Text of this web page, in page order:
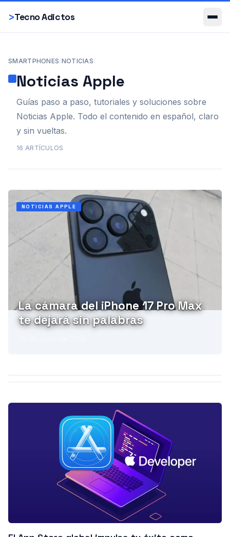
>Tecno Adictos
Smartphones
SMARTPHONES/NOTICIAS/
Noticias Apple
Guías paso a paso, tutoriales y soluciones sobre
Noticias Apple. Todo el contenido en español, claro
y sin vueltas.
16 ARTÍCULOS
NOTICIAS APPLE
La cámara del iPhone 17 Pro Max
te dejará sin palabras
PUBLICIDAD